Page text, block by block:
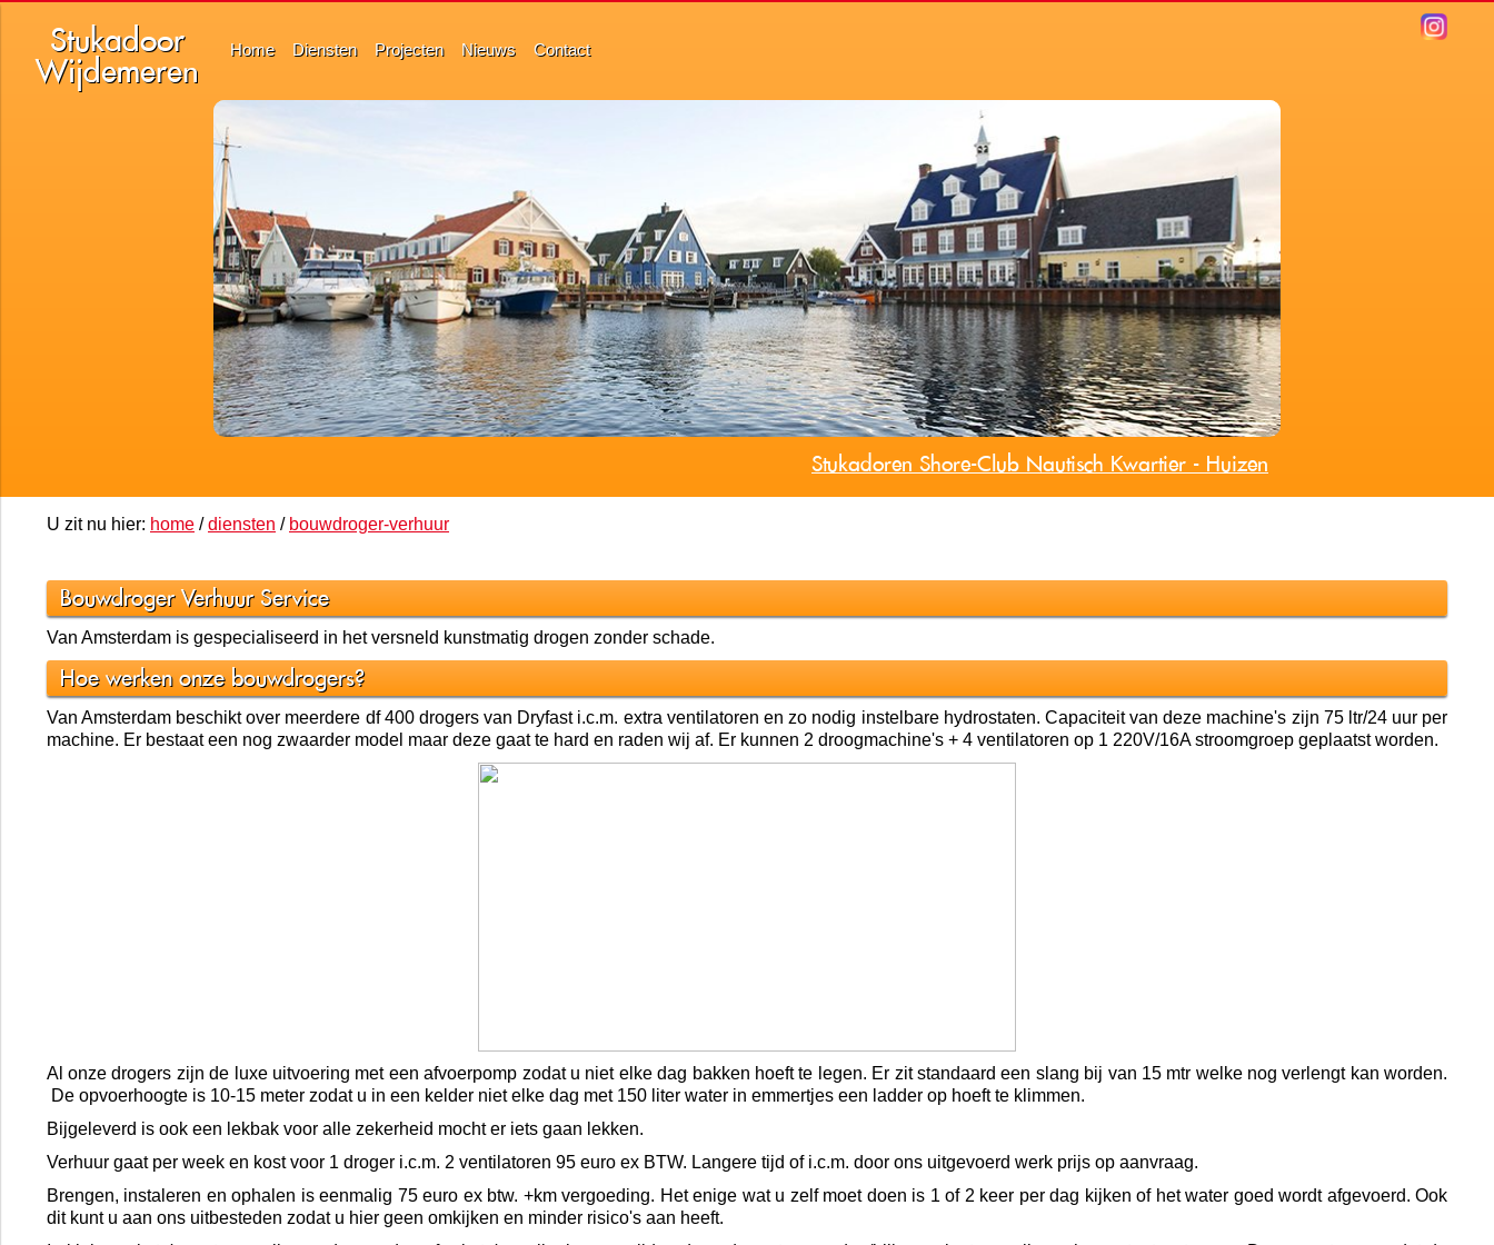
Stukadoor
Wijdemeren
Home Diensten Projecten Nieuws Contact
Stukadoren Shore-Club Nautisch Kwartier - Huizen
U zit nu hier: home /diensten / bouwdroger-verhuur
Bouwdroger Verhuur Service
Van Amsterdam is gespecialiseerd in het versneld kunstmatig drogen zonder schade.
Hoe werken onze bouwdrogers?
Van Amsterdam beschikt over meerdere df 400 drogers van Dryfast i.c.m. extra ventilatoren en zo nodig instelbare hydrostaten. Capaciteit van deze machine's zijn 75 ltr/24 uur per
machine. Er bestaat een nog zwaarder model maar deze gaat te hard en raden wij af. Er kunnen 2 droogmachine's + 4 ventilatoren op 1 220V/16A stroomgroep geplaatst worden.
Al onze drogers zijn de luxe uitvoering met een afvoerpomp zodat u niet elke dag bakken hoeft te legen. Er zit standaard een slang bij van 15 mtr welke nog verlengt kan worden.
De opvoerhoogte is 10-15 meter zodat u in een kelder niet elke dag met 150 liter water in emmertjes een ladder op hoeft te klimmen.
Bijgeleverd is ook een lekbak voor alle zekerheid mocht er iets gaan lekken.
Verhuur gaat per week en kost voor 1 droger i.c.m. 2 ventilatoren 95 euro ex BTW. Langere tijd of i.c.m. door ons uitgevoerd werk prijs op aanvraag.
Brengen, instaleren en ophalen is eenmalig 75 euro ex btw. +km vergoeding. Het enige wat u zelf moet doen is 1 of 2 keer per dag kijken of het water goed wordt afgevoerd. Ook
dit kunt u aan ons uitbesteden zodat u hier geen omkijken en minder risico's aan heeft.